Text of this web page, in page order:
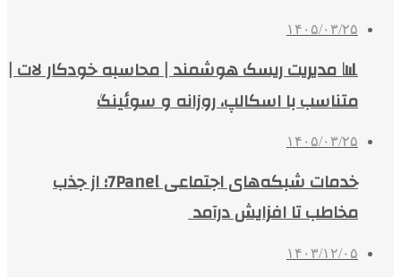
۱۴۰۵/۰۳/۲۵
📊 مدیریت ریسک هوشمند | محاسبه خودکار لات |
متناسب با اسکالپ، روزانه و سوئینگ
۱۴۰۵/۰۳/۲۵
خدمات شبکه‌های اجتماعی 7Panel؛ از جذب
مخاطب تا افزایش درآمد
۱۴۰۳/۱۲/۰۵